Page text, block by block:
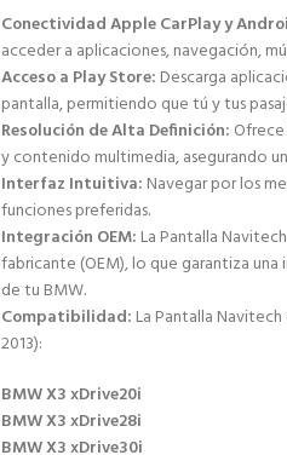
Conectividad Apple CarPlay y
acceder a aplicaciones, navegación,
Acceso a Play Store: Descarga
pantalla, permitiendo que tú y tus
Resolución de Alta Definición:
y contenido multimedia, asegurando
Interfaz Intuitiva: Navegar por los
funciones preferidas.
Integración OEM: La Pantalla
fabricante (OEM), lo que garantiza
de tu BMW.
Compatibilidad: La Pantalla
2013):
BMW X3 xDrive20i
BMW X3 xDrive28i
BMW X3 xDrive30i